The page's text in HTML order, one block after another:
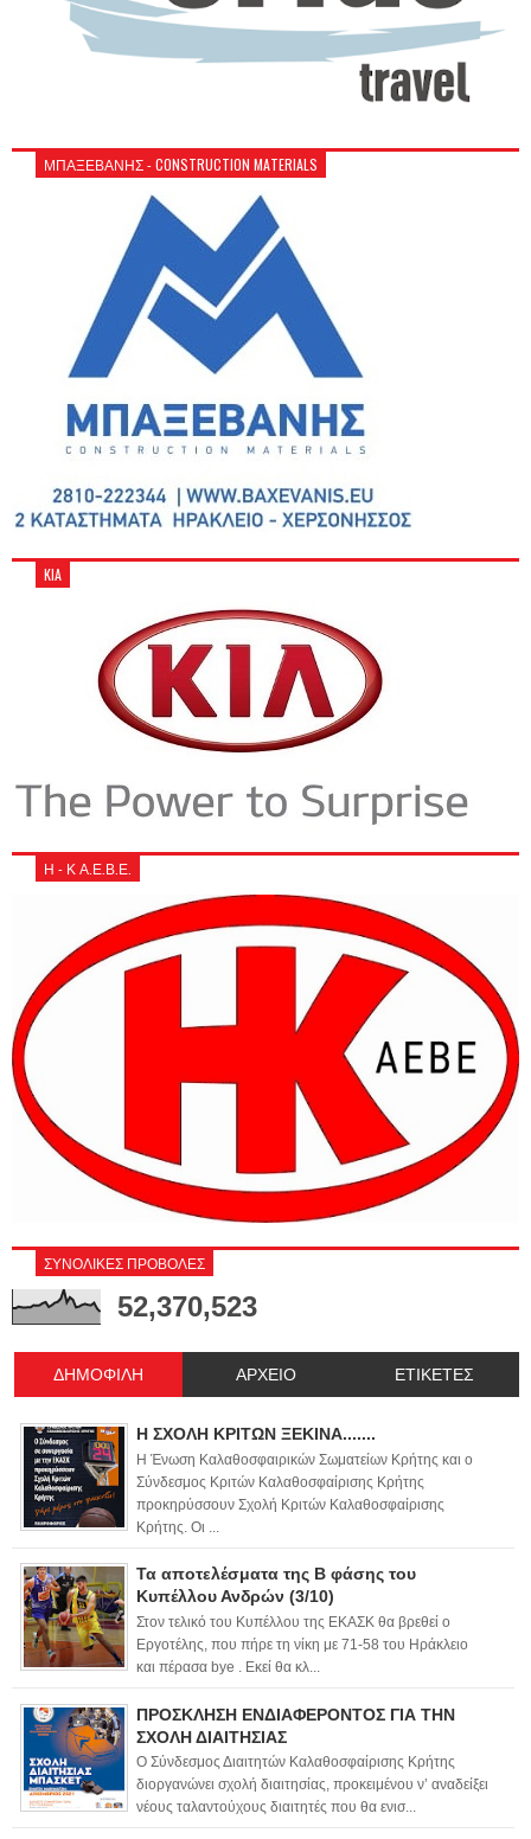
ΜΠΑΞΕΒΑΝΗΣ - CONSTRUCTION MATERIALS
KIA
Η - Κ Α.Ε.Β.Ε.
ΣΥΝΟΛΙΚΕΣ ΠΡΟΒΟΛΕΣ
52,370,523
ΔΗΜΟΦΙΛΗ ΑΡΧΕΙΟ ΕΤΙΚΕΤΕΣ
Η ΣΧΟΛΗ ΚΡΙΤΩΝ ΞΕΚΙΝΑ.......
Η Ένωση Καλαθοσφαιρικών Σωματείων Κρήτης και ο
Σύνδεσμος Κριτών Καλαθοσφαίρισης Κρήτης
προκηρύσσουν Σχολή Κριτών Καλαθοσφαίρισης
Κρήτης. Οι ...
Τα αποτελέσματα της Β φάσης του
Κυπέλλου Ανδρών (3/10)
Στον τελικό του Κυπέλλου της ΕΚΑΣΚ θα βρεθεί ο
Εργοτέλης, που πήρε τη νίκη με 71-58 του Ηράκλειο
και πέρασα bye . Εκεί θα κλ...
ΠΡΟΣΚΛΗΣΗ ΕΝΔΙΑΦΕΡΟΝΤΟΣ ΓΙΑ ΤΗΝ
ΣΧΟΛΗ ΔΙΑΙΤΗΣΙΑΣ
Ο Σύνδεσμος Διαιτητών Καλαθοσφαίρισης Κρήτης
διοργανώνει σχολή διαιτησίας, προκειμένου ν’ αναδείξει
νέους ταλαντούχους διαιτητές που θα ενισ...